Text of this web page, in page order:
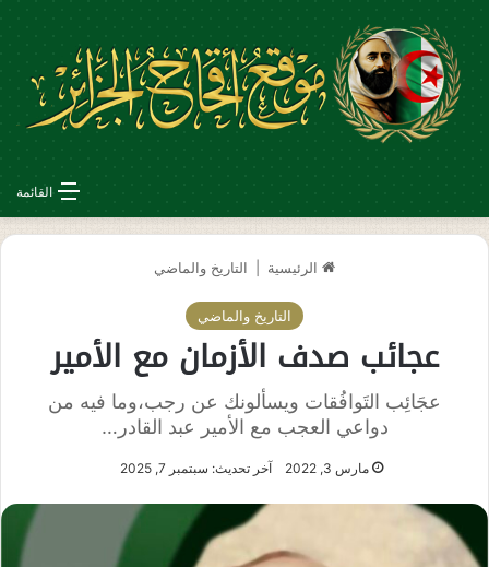
القائمة
الرئيسية التاريخ والماضي
التاريخ والماضي
عجائب صدف الأزمان مع الأمير
عجَائِب التَوافُقات ويسألونك عن رجب،وما فيه من
دواعي العجب مع الأمير عبد القادر…
مارس 3, 2022 آخر تحديث: سبتمبر 7, 2025